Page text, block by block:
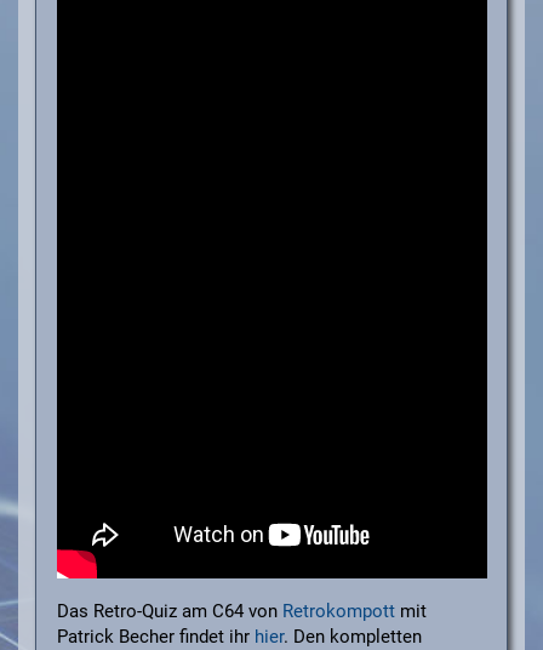
Das Retro-Quiz am C64 von Retrokompottmit
Patrick Becher findet ihr hier. Den kompletten